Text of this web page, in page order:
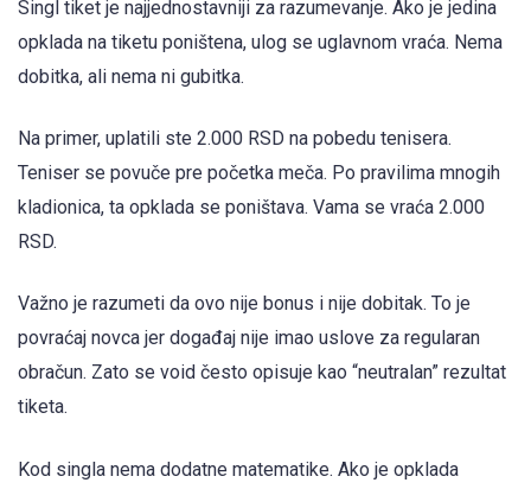
Singl tiket je najjednostavniji za razumevanje. Ako je jedina
opklada na tiketu poništena, ulog se uglavnom vraća. Nema
dobitka, ali nema ni gubitka.
Na primer, uplatili ste 2.000 RSD na pobedu tenisera.
Teniser se povuče pre početka meča. Po pravilima mnogih
kladionica, ta opklada se poništava. Vama se vraća 2.000
RSD.
Važno je razumeti da ovo nije bonus i nije dobitak. To je
povraćaj novca jer događaj nije imao uslove za regularan
obračun. Zato se void često opisuje kao “neutralan” rezultat
tiketa.
Kod singla nema dodatne matematike. Ako je opklada